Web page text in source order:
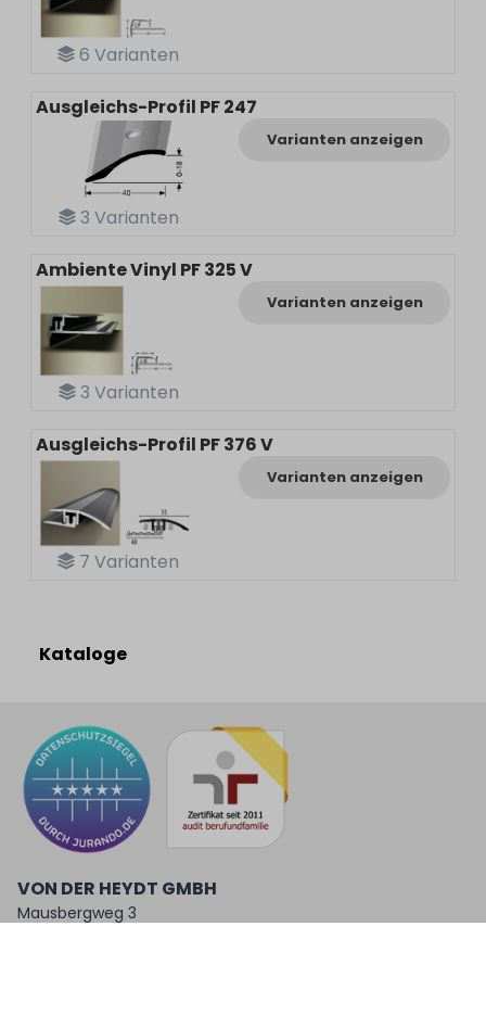
6 Varianten
3 Varianten
Ausgleichs-Profil PF 247
Varianten anzeigen
3 Varianten
Ambiente Vinyl PF 325 V
Varianten anzeigen
7 Varianten
Ausgleichs-Profil PF 376 V
Varianten anzeigen
Kataloge
VON DER HEYDT GMBH
Mausbergweg 3